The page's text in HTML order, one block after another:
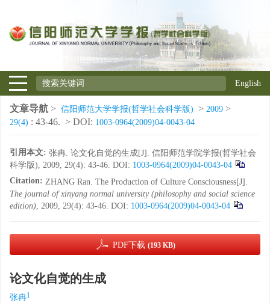
English
文章导航 > 信阳师范大学学报(哲学社会科学版) > 2009 >
29(4) : 43-46. > DOI: 1003-0964(2009)04-0043-04
引用本文: 张冉. 论文化自觉的生成[J]. 信阳师范学院学报(哲学社会
科学版), 2009, 29(4): 43-46. DOI: 1003-0964(2009)04-0043-04
Citation: ZHANG Ran. The Production of Culture Consciousness[J].
The journal of xinyang normal university (philosophy and social science
edition), 2009, 29(4): 43-46. DOI: 1003-0964(2009)04-0043-04
PDF下载 (193 KB)
论文化自觉的生成
张冉1